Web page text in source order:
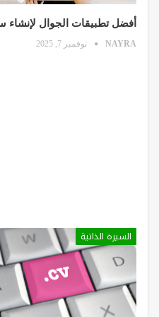
أفضل تطبيقات الجوال لإنشاء
NAYRA نوفمبر 7, 2025
السيرة الذاتية